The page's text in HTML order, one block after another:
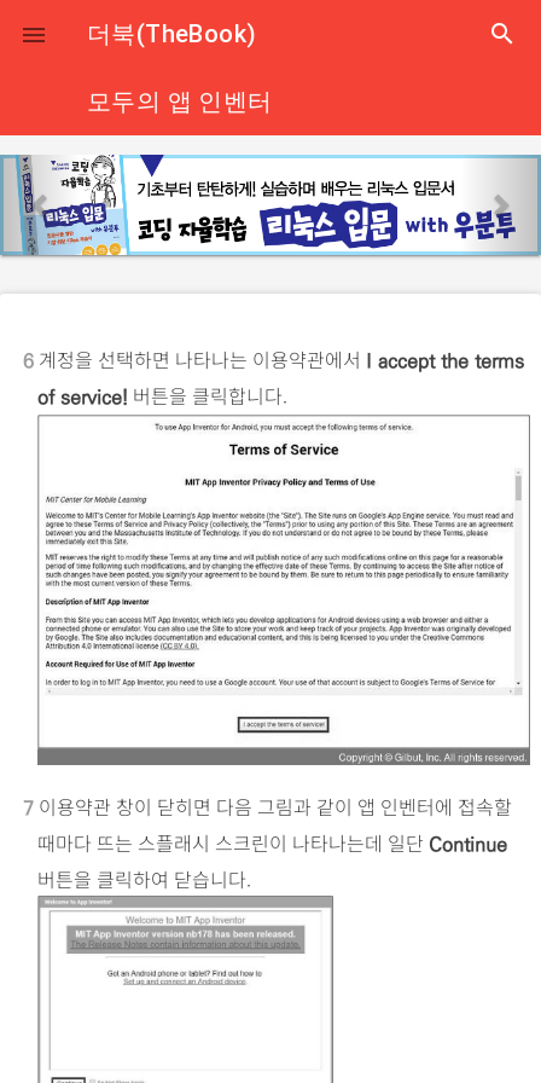
close
 더북(TheBook) search
모두의 앱 인벤터
p
r
e
u
s
e
x
6계정을 선택하면 나타나는 이용약관에서
I accept the terms
of service! 버튼을 클릭합니다.
7이용약관 창이 닫히면 다음 그림과 같이 앱 인벤터에 접속할
때마다 뜨는 스플래시 스크린이 나타나는데 일단 Continue
버튼을 클릭하여 닫습니다.